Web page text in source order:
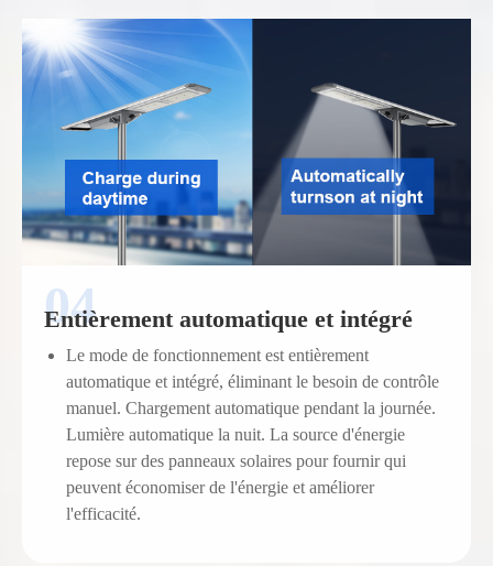
Entièrement automatique et intégré
Le mode de fonctionnement est entièrement
automatique et intégré, éliminant le besoin de contrôle
manuel. Chargement automatique pendant la journée.
Lumière automatique la nuit. La source d'énergie
repose sur des panneaux solaires pour fournir qui
peuvent économiser de l'énergie et améliorer
l'efficacité.